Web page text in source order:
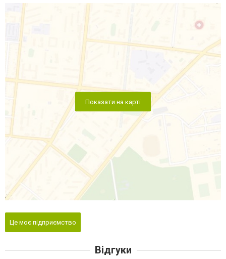
Показати на карті
Це моє підприємство
Відгуки